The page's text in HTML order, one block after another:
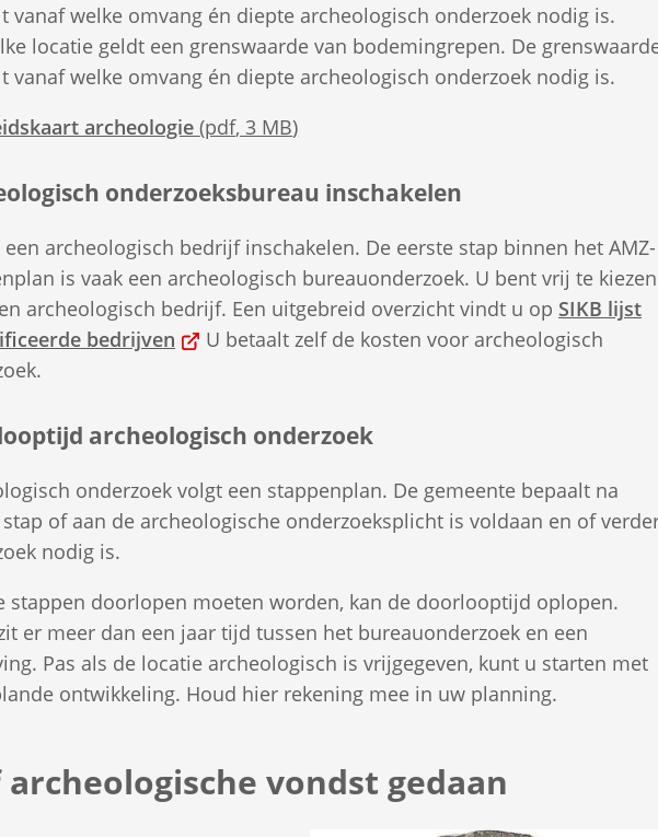
vanaf welke omvang én diepte archeologisch onderzoek nodig is.
locatie geldt een grenswaarde van bodemingrepen. De
vanaf welke omvang én diepte archeologisch onderzoek nodig is.
archeologie(pdf, 3 MB)
onderzoeksbureau inschakelen
een archeologisch bedrijf inschakelen. De eerste stap binnen het AMZ-
is vaak een archeologisch bureauonderzoek. U bent vrij te kiezen
archeologisch bedrijf. Een uitgebreid overzicht vindt u op SIKB lijst
bedrijven (Verwijst
externe
U betaalt zelf de kosten voor archeologisch
archeologisch onderzoek
onderzoek volgt een stappenplan. De gemeente bepaalt na
of aan de archeologische onderzoeksplicht is voldaan en of
nodig is.
stappen doorlopen moeten worden, kan de doorlooptijd oplopen.
er meer dan een jaar tijd tussen het bureauonderzoek en een
Pas als de locatie archeologisch is vrijgegeven, kunt u starten met
ontwikkeling. Houd hier rekening mee in uw planning.
archeologische vondst gedaan